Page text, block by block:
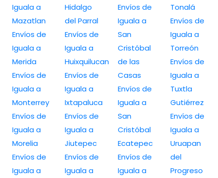
Iguala a
Mazatlan
Envíos de
Iguala a
Merida
Envíos de
Iguala a
Monterrey
Envíos de
Iguala a
Morelia
Envíos de
Iguala a
Hidalgo
del Parral
Envíos de
Iguala a
Huixquilucan
Envíos de
Iguala a
Ixtapaluca
Envíos de
Iguala a
Jiutepec
Envíos de
Iguala a
Envíos de
Iguala a
San
Cristóbal
de las
Casas
Envíos de
Iguala a
San
Cristóbal
Ecatepec
Envíos de
Iguala a
Tonalá
Envíos de
Iguala a
Torreón
Envíos de
Iguala a
Tuxtla
Gutiérrez
Envíos de
Iguala a
Uruapan
del
Progreso